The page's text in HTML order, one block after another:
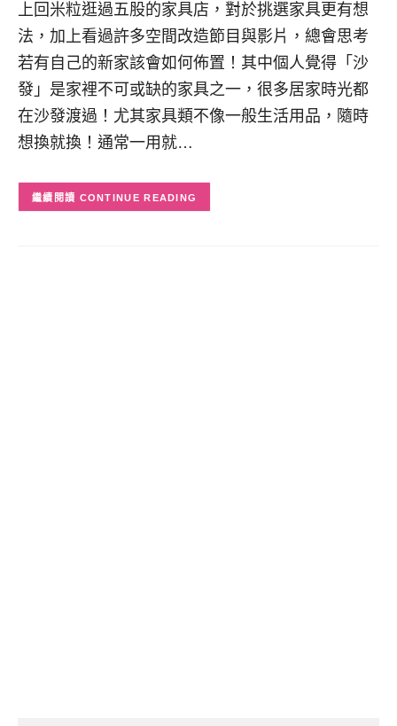
上回米粒逛過五股的家具店，對於挑選家具更有想
法，加上看過許多空間改造節目與影片，總會思考
若有自己的新家該會如何佈置！其中個人覺得「沙
發」是家裡不可或缺的家具之一，很多居家時光都
在沙發渡過！尤其家具類不像一般生活用品，隨時
想換就換！通常一用就…
CONTINUE READING